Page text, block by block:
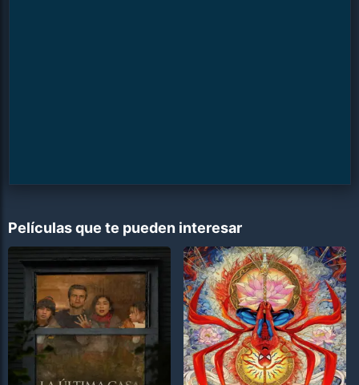
Películas que te pueden interesar